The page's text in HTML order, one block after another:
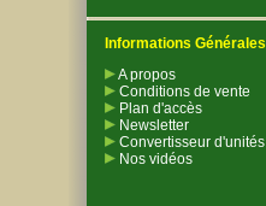
Informations Générales
A propos
Conditions de vente
Plan d'accès
Newsletter
Convertisseur d'unités
Nos vidéos